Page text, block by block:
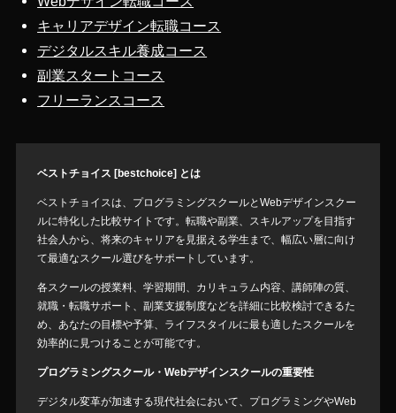
キャリアデザイン転職コース
デジタルスキル養成コース
副業スタートコース
フリーランスコース
ベストチョイス [bestchoice] とは
ベストチョイスは、プログラミングスクールとWebデザインスクー
ルに特化した比較サイトです。転職や副業、スキルアップを目指す
社会人から、将来のキャリアを見据える学生まで、幅広い層に向け
て最適なスクール選びをサポートしています。
各スクールの授業料、学習期間、カリキュラム内容、講師陣の質、
就職・転職サポート、副業支援制度などを詳細に比較検討できるた
め、あなたの目標や予算、ライフスタイルに最も適したスクールを
効率的に見つけることが可能です。
プログラミングスクール・Webデザインスクールの重要性
デジタル変革が加速する現代社会において、プログラミングやWeb